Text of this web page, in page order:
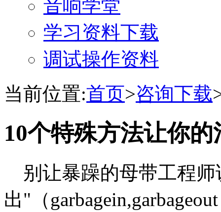
音响学堂
学习资料下载
调试操作资料
当前位置:首页>咨询下载
10个特殊方法让你
别让暴躁的母带工程师
出"（